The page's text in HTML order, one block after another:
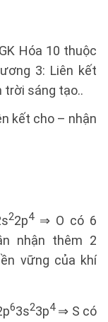
Hóa 10 thuộc
3: Liên kết
trời sáng tạo..
kết cho – nhận
22p4 ⇒ O có 6
nhận thêm 2
vững của khí
63s23p4⇒ S có